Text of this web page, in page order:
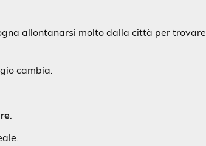
allontanarsi molto dalla città per trovare
cambia.